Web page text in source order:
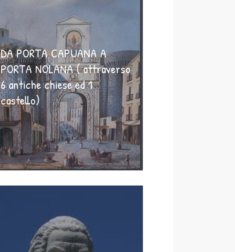
DA PORTA CAPUANA A
PORTA NOLANA ( attraverso
6 antiche chiese ed 1
castello)